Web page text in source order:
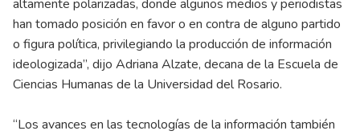
altamente polarizadas, donde algunos medios y periodistas
han tomado posición en favor o en contra de alguno partido
o figura política, privilegiando la producción de información
ideologizada”, dijo Adriana Alzate, decana de la Escuela de
Ciencias Humanas de la Universidad del Rosario.
“Los avances en las tecnologías de la información también